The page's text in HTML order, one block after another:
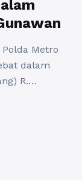
Metro
dalam
R.